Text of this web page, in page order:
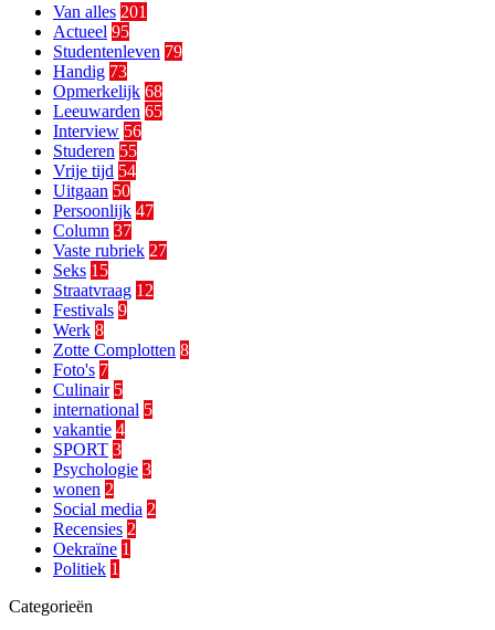
Van alles 201
Actueel 95
Studentenleven 79
Handig 73
Opmerkelijk 68
Leeuwarden 65
Interview 56
Studeren 55
Vrije tijd 54
Uitgaan 50
Persoonlijk 47
Column 37
Vaste rubriek 27
Seks 15
Straatvraag 12
Festivals 9
Werk 8
Zotte Complotten 8
Foto's 7
Culinair 5
international 5
vakantie 4
SPORT 3
Psychologie 3
wonen 2
Social media 2
Recensies 2
Oekraïne 1
Politiek 1
Categorieën